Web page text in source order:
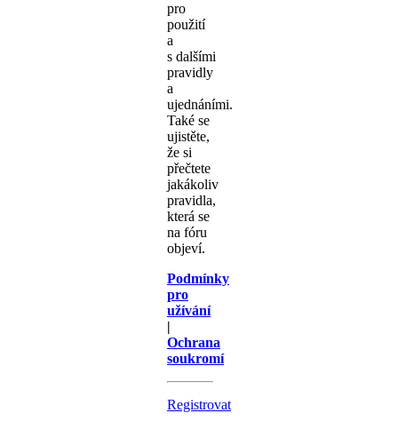
pro
použití
a
s dalšími
pravidly
a
ujednáními.
Také se
ujistěte,
že si
přečtete
jakákoliv
pravidla,
která se
na fóru
objeví.
Podmínky
pro
užívání
|
Ochrana
soukromí
Registrovat